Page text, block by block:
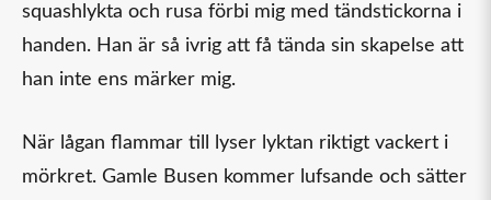
squashlykta och rusa förbi mig med tändstickorna i
handen. Han är så ivrig att få tända sin skapelse att
han inte ens märker mig.
När lågan flammar till lyser lyktan riktigt vackert i
mörkret. Gamle Busen kommer lufsande och sätter